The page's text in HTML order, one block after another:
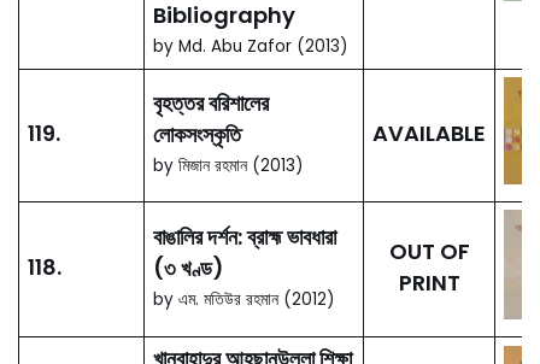
127.
Bangladesh’s
Neighbours in
Indian Northeast:
Exploring
Opportunities
and Mutual
Interest
by Akmal Hussain
(Edited) (2017)
AVAILABLE